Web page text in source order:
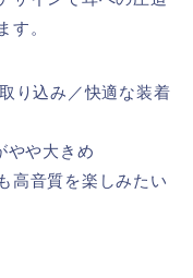
す。
り込み／快適な装着
やや大きめ
高音質を楽しみたい